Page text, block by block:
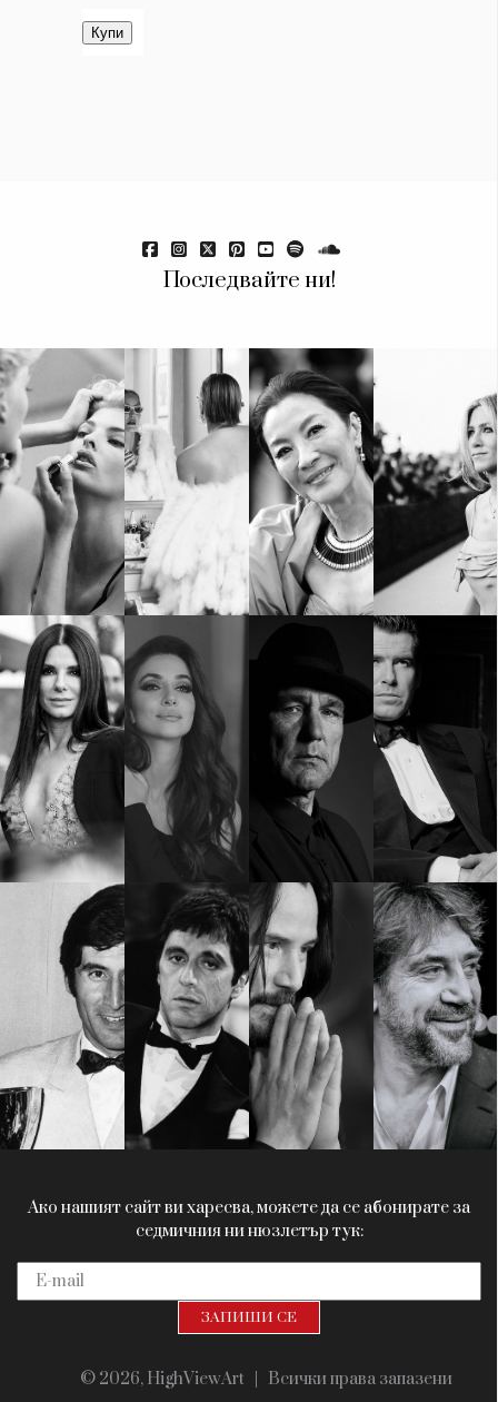
Последвайте ни!
КАТЕГОРИИ
Wine&Dine
Подкасти
Мода
Dialogue
Изкуство
Красота
Цветно
Гурме
Пътувай
Wellness
ЗА НАС
Условия за
ползване
За нас
Политика за
поверителност
ModerenDom
СЛЕДВАЙТЕ НИ
Facebook Instagram Twitter
Pinterest
YouTube
Spotify Soundcloud
Ако нашият сайт ви харесва, можете да се абонирате за
седмичния ни нюзлетър тук:
© 2026, HighViewArt | Всички права запазени